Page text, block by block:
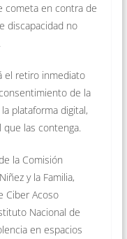
cometa en contra de
discapacidad no
el retiro inmediato
de la
plataforma digital,
las contenga.
la Comisión
y la Familia,
Ciber Acoso
Nacional de
en espacios